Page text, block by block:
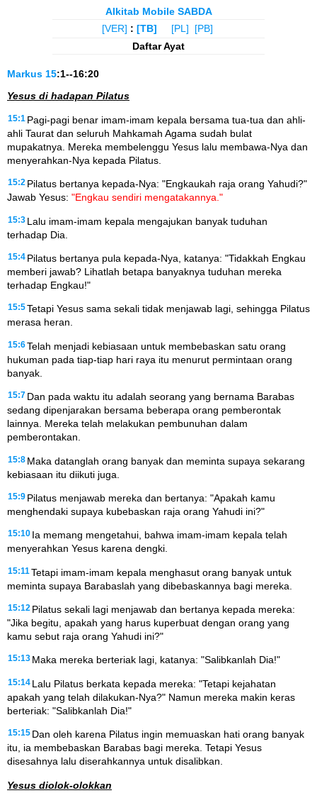
Alkitab Mobile SABDA
[VER] : [TB] [PL]
[PB]
Daftar Ayat
Markus 15:1--16:20
Yesus di hadapan Pilatus
15:1 Pagi-pagi benar imam-imam kepala bersama tua-tua dan ahli-
ahli Taurat dan seluruh Mahkamah Agama sudah bulat
mupakatnya. Mereka membelenggu Yesus lalu membawa-Nya dan
menyerahkan-Nya kepada Pilatus.
15:2 Pilatus bertanya kepada-Nya: "Engkaukah raja orang Yahudi?"
Jawab Yesus: "Engkau sendiri mengatakannya."
15:3 Lalu imam-imam kepala mengajukan banyak tuduhan
terhadap Dia.
15:4 Pilatus bertanya pula kepada-Nya, katanya: "Tidakkah Engkau
memberi jawab? Lihatlah betapa banyaknya tuduhan mereka
terhadap Engkau!"
15:5Tetapi Yesus sama sekali tidak menjawab lagi, sehingga Pilatus
merasa heran.
15:6Telah menjadi kebiasaan untuk membebaskan satu orang
hukuman pada tiap-tiap hari raya itu menurut permintaan orang
banyak.
15:7 Dan pada waktu itu adalah seorang yang bernama Barabas
sedang dipenjarakan bersama beberapa orang pemberontak
lainnya. Mereka telah melakukan pembunuhan dalam
pemberontakan.
15:8 Maka datanglah orang banyak dan meminta supaya sekarang
kebiasaan itu diikuti juga.
15:9 Pilatus menjawab mereka dan bertanya: "Apakah kamu
menghendaki supaya kubebaskan raja orang Yahudi ini?"
15:10 Ia memang mengetahui, bahwa imam-imam kepala telah
menyerahkan Yesus karena dengki.
15:11 Tetapi imam-imam kepala menghasut orang banyak untuk
meminta supaya Barabaslah yang dibebaskannya bagi mereka.
15:12 Pilatus sekali lagi menjawab dan bertanya kepada mereka:
"Jika begitu, apakah yang harus kuperbuat dengan orang yang
kamu sebut raja orang Yahudi ini?"
15:13 Maka mereka berteriak lagi, katanya: "Salibkanlah Dia!"
15:14 Lalu Pilatus berkata kepada mereka: "Tetapi kejahatan
apakah yang telah dilakukan-Nya?" Namun mereka makin keras
berteriak: "Salibkanlah Dia!"
15:15 Dan oleh karena Pilatus ingin memuaskan hati orang banyak
itu, ia membebaskan Barabas bagi mereka. Tetapi Yesus
disesahnya lalu diserahkannya untuk disalibkan.
Yesus diolok-olokkan